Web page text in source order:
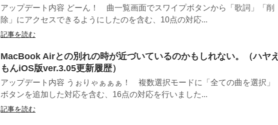
アップデート内容 どーん！ 曲一覧画面でスワイプボタンから「歌詞」「削
除」にアクセスできるようにしたのを含む、10点の対応...
記事を読む
MacBook Airとの別れの時が近づいているのかもしれない。（ハヤえ
もんiOS版ver.3.05更新履歴）
アップデート内容 うぉりゃぁぁぁ！ 複数選択モードに「全ての曲を選択」
ボタンを追加した対応を含む、16点の対応を行いました...
記事を読む